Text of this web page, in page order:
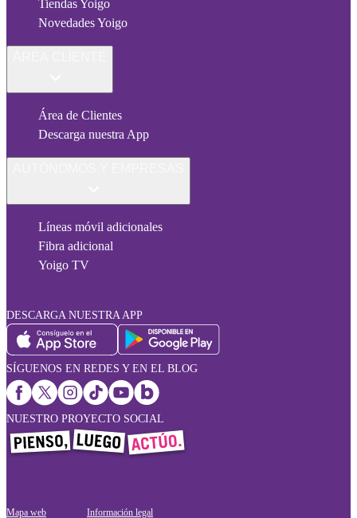
Tiendas Yoigo
Novedades Yoigo
Área de Clientes
Descarga nuestra App
Líneas móvil adicionales
Fibra adicional
Yoigo TV
DESCARGA NUESTRA APP
SÍGUENOS EN REDES Y EN EL BLOG
NUESTRO PROYECTO SOCIAL
Mapa web Información legal